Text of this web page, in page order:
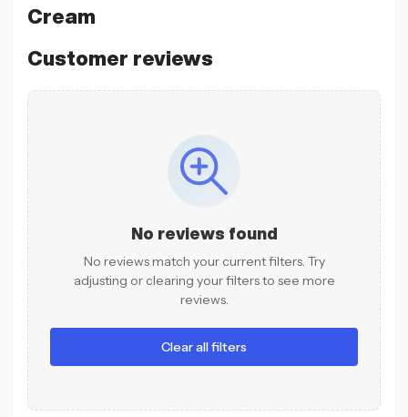
Cream
Customer reviews
No reviews found
No reviews match your current filters. Try
adjusting or clearing your filters to see more
reviews.
Clear all filters